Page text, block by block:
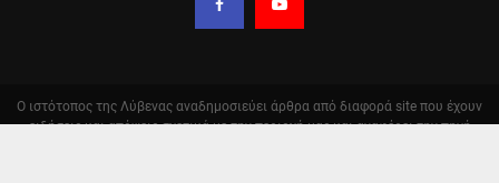
Ο ιστότοπος της Λύβενας αναδημοσιεύει άρθρα από διαφορά site που έχουν
ειδήσεις και απόψεις σχετικά με την περιοχή μας και αναφέρει την πηγή